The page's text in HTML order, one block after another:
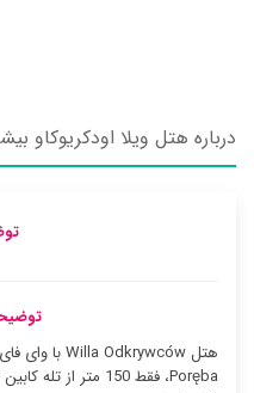
درباره هتل ویلا اودکریوکاو